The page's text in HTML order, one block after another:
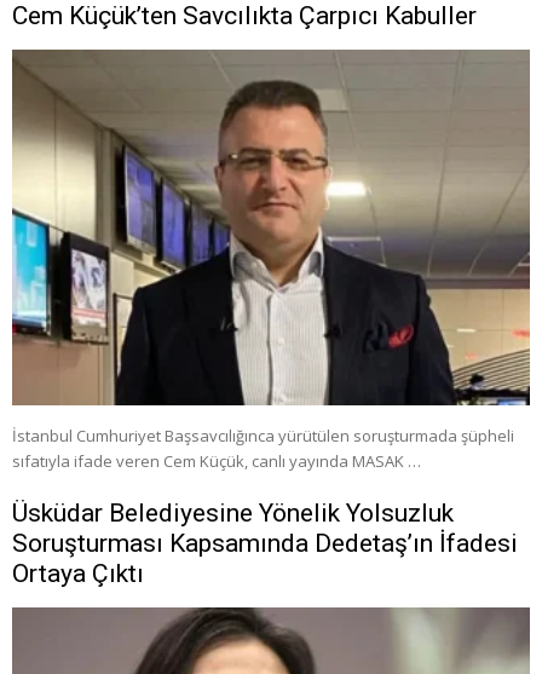
Cem Küçük’ten Savcılıkta Çarpıcı Kabuller
İstanbul Cumhuriyet Başsavcılığınca yürütülen soruşturmada şüpheli
sıfatıyla ifade veren Cem Küçük, canlı yayında MASAK …
Üsküdar Belediyesine Yönelik Yolsuzluk
Soruşturması Kapsamında Dedetaş’ın İfadesi
Ortaya Çıktı